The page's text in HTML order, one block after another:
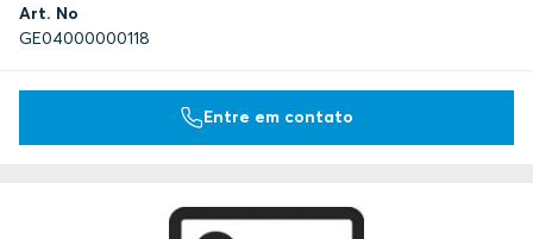
Art. No
GE04000000118
Entre em contato